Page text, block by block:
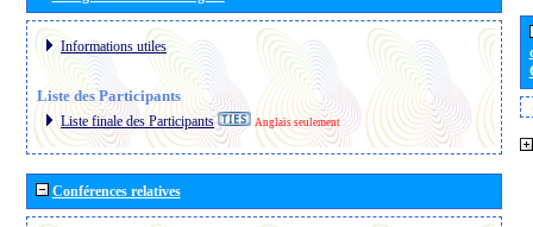
Informations utiles
Liste des Participants
Liste finale des Participants Anglais seulement
Conférences relatives